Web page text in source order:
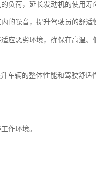
负荷，延长发动机的使用寿
的噪音，提升驾驶员的舒适
应恶劣环境，确保在高温、
车辆的整体性能和驾驶舒适
作环境。